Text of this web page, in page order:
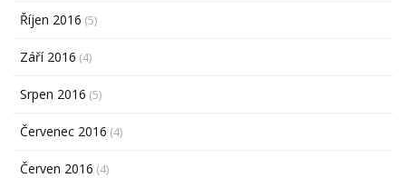
Říjen 2016 (5)
Září 2016 (4)
Srpen 2016 (5)
Červenec 2016 (4)
Červen 2016 (4)